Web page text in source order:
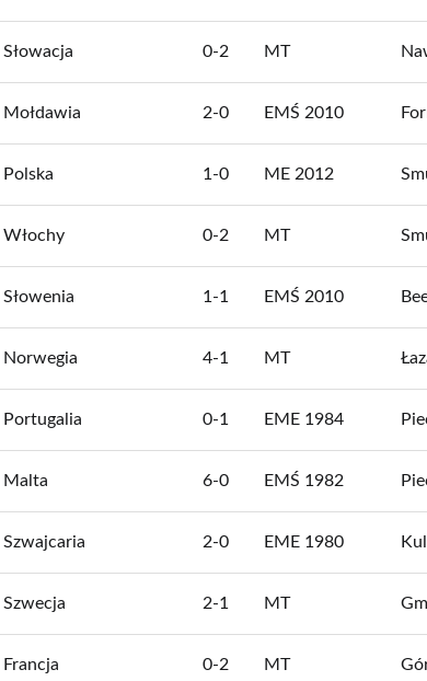
Słowacja 0-2 MT
Mołdawia 2-0 EMŚ 2010
Polska 1-0 ME 2012
Włochy 0-2 MT
Słowenia 1-1 EMŚ 2010
Norwegia 4-1 MT
Portugalia 0-1 EME 1984
Malta 6-0 EMŚ 1982
Szwajcaria 2-0 EME 1980
Szwecja 2-1 MT
Francja 0-2 MT